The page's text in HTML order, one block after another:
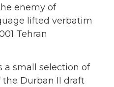
enemy of
lifted verbatim
Tehran
a small selection of
the Durban II draft